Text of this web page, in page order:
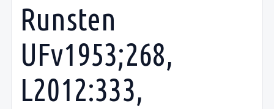
Runsten
UFv1953;268,
L2012:333,